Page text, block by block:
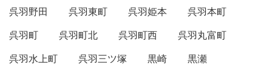
呉羽野田
呉羽東町 呉羽姫本
呉羽本町
呉羽町
呉羽町北 呉羽町西
呉羽丸富町
呉羽水上町
呉羽三ツ塚 黒崎
黒瀬